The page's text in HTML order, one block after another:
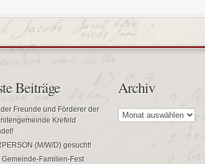
Beiträge
Freunde und Förderer der
Krefeld
(M/W/D) gesucht!
Gemeinde-Familien-Fest
Archiv
Archiv